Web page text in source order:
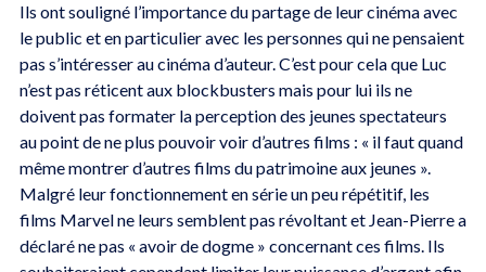
Ils ont souligné l’importance du partage de leur cinéma avec
le public et en particulier avec les personnes qui ne pensaient
pas s’intéresser au cinéma d’auteur. C’est pour cela que Luc
n’est pas réticent aux blockbusters mais pour lui ils ne
doivent pas formater la perception des jeunes spectateurs
au point de ne plus pouvoir voir d’autres films : « il faut quand
même montrer d’autres films du patrimoine aux jeunes ».
Malgré leur fonctionnement en série un peu répétitif, les
films Marvel ne leurs semblent pas révoltant et Jean-Pierre a
déclaré ne pas « avoir de dogme » concernant ces films. Ils